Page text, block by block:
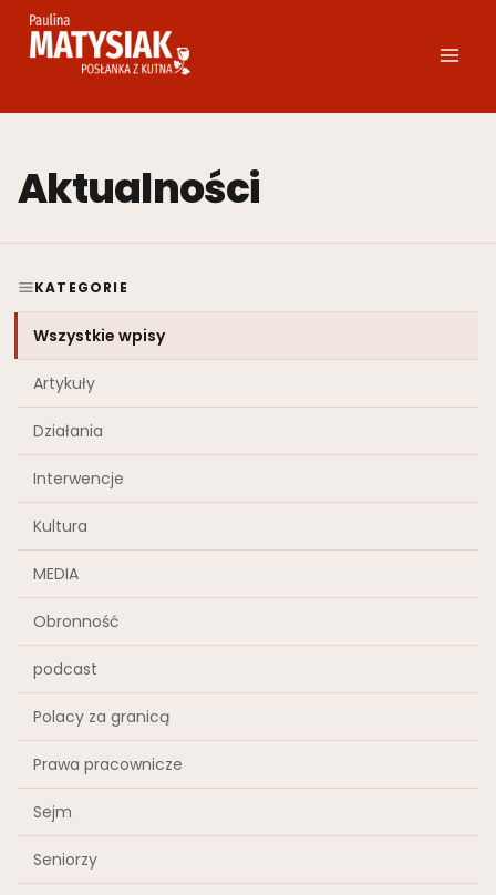
Przejdź
Aktualności
KATEGORIE
Wszystkie wpisy
Artykuły
Działania
Interwencje
Kultura
MEDIA
Obronność
podcast
Polacy za granicą
Prawa pracownicze
Sejm
Seniorzy